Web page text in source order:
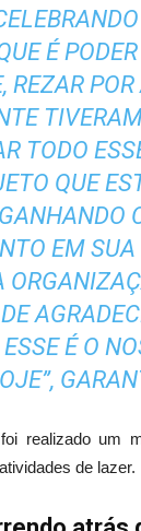
É
REZAR
TODO
QUE
EM SUA
É O
realizado um
de lazer.